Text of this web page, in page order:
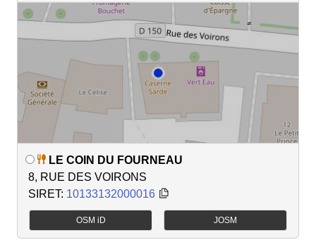
LE COIN DU FOURNEAU
8, RUE DES VOIRONS
SIRET: 10133132000016
OSM iD JOSM